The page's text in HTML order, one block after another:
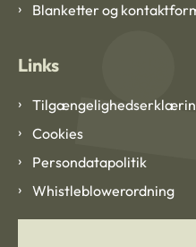
Blanketter og
Links
Cookies
Persondatapolitik
Whistleblowerordning